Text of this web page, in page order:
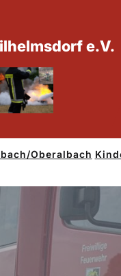
e.V.
Oberalbach